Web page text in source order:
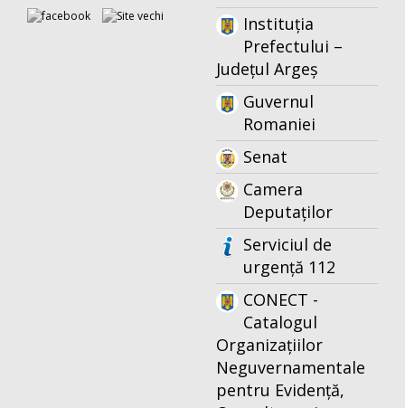
Instituția
Prefectului –
Județul Argeș
Guvernul
Romaniei
Senat
Camera
Deputaților
Serviciul de
urgență 112
CONECT -
Catalogul
Organizațiilor
Neguvernamentale
pentru Evidență,